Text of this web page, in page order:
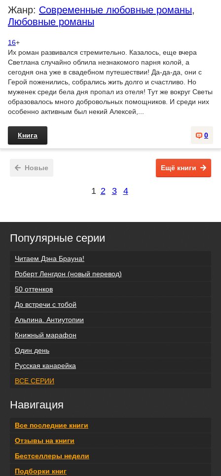
Жанр: Современные любовные романы,
Любовные романы
16+
Их роман развивался стремительно. Казалось, еще вчера
Светлана случайно облила незнакомого парня колой, а
сегодня она уже в свадебном путешествии! Да-да-да, они с
Герой поженились, собрались жить долго и счастливо. Но
муженек среди бела дня пропал из отеля! Тут же вокруг Светы
образовалось много добровольных помощников. И среди них
особенно активным был некий Алексей,...
0
Книга
Новые Ещё книги
1 2 3 4
Популярные серии
Читаем Дэна Брауна!
Роберт Ленгдон (новый перевод)
50 оттенков
До встречи с тобой
Альпина. Антиутопии
Книжный марафон
Один день
Русская канарейка
ВСЕ СЕРИИ
Навигация
Все последние книги
Отзывы на книги
Бестселлеры недели
Подборки книг